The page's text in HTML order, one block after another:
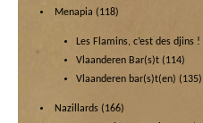
Menapia (118)
Les Flamins, c’est des djins !
Vlaanderen Bar(s)t (114)
Vlaanderen bar(s)t(en) (135)
Nazillards (166)